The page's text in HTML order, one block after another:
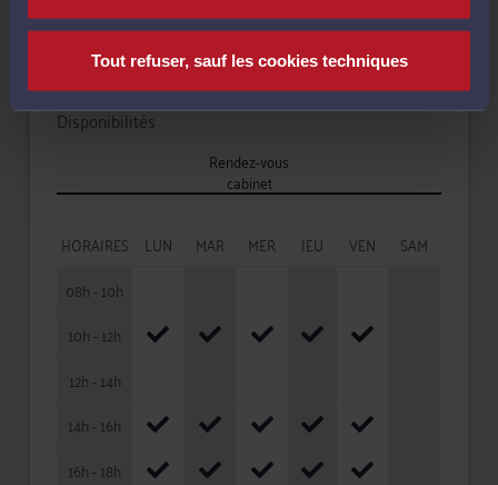
Tout refuser, sauf les cookies techniques
Disponibilités
Rendez-vous
cabinet
HORAIRES LUN MAR MER JEU VEN
SAM
08h - 10h
10h - 12h
12h - 14h
14h - 16h
16h - 18h